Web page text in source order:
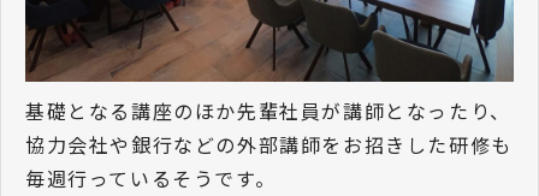
基礎となる講座のほか先輩社員が講師となったり、
協力会社や銀行などの外部講師をお招きした研修も
毎週行っているそうです。